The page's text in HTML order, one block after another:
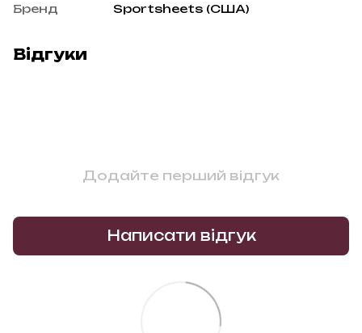
Бренд Sportsheets (США)
Відгуки
Додайте перший відгук
Написати відгук